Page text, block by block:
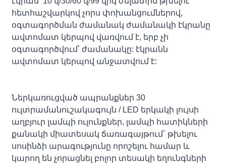
հետհաշվարկով չորս փոխանցումներով,
օգտագործման ժամանակ ժամանակի էկրանը
ավտոմատ կերպով վառվում է, երբ չի
օգտագործվում՝ ժամանակը: էկրանն
ավտոմատ կերպով անջատվում է:
Ներկառուցված ապրանքներ 30
ուլտրամանուշակագույն / LED երկակի լույսի
աղբյուր լամպի ուլունքներ, լամպի հատիկների
քանակի միատեսակ ճառագայթում` թխելու
սոսինձի արագությունը որոշելու համար և
կարող են չորացնել բոլոր տեսակի եղունգների